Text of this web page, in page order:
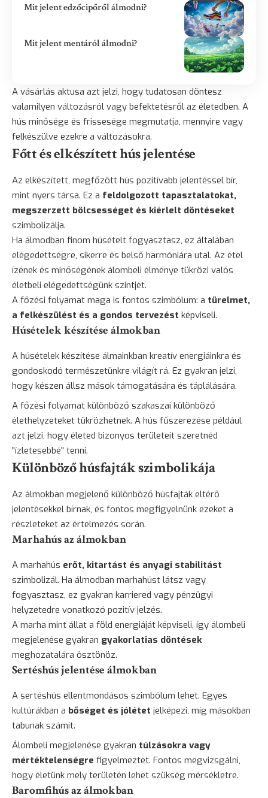
Mit jelent edzőcipőről álmodni?
Mit jelent mentáról álmodni?
A vásárlás aktusa azt jelzi, hogy tudatosan döntesz
valamilyen változásról vagy befektetésről az életedben. A
hús minősége és frissesége megmutatja, mennyire vagy
felkészülve ezekre a változásokra.
Főtt és elkészített hús jelentése
Az elkészített, megfőzött hús pozitívabb jelentéssel bír,
mint nyers társa. Ez a feldolgozott tapasztalatokat,
megszerzett bölcsességet és kiérlelt döntéseket
szimbolizálja.
Ha álmodban finom húsételt fogyasztasz, ez általában
elégedettségre, sikerre és belső harmóniára utal. Az étel
ízének és minőségének álombeli élménye tükrözi valós
életbeli elégedettségünk szintjét.
A főzési folyamat maga is fontos szimbólum: a türelmet,
a felkészülést és a gondos tervezést képviseli.
Húsételek készítése álmokban
A húsételek készítése álmainkban kreatív energiáinkra és
gondoskodó természetünkre világít rá. Ez gyakran jelzi,
hogy készen állsz mások támogatására és táplálására.
A főzési folyamat különböző szakaszai különböző
élethelyzeteket tükrözhetnek. A hús fűszerezése például
azt jelzi, hogy életed bizonyos területeit szeretnéd
"ízletesebbé" tenni.
Különböző húsfajták szimbolikája
Az álmokban megjelenő különböző húsfajták eltérő
jelentésekkel bírnak, és fontos megfigyelnünk ezeket a
részleteket az értelmezés során.
Marhahús az álmokban
A marhahús erőt, kitartást és anyagi stabilitást
szimbolizál. Ha álmodban marhahúst látsz vagy
fogyasztasz, ez gyakran karriered vagy pénzügyi
helyzetedre vonatkozó pozitív jelzés.
A marha mint állat a föld energiáját képviseli, így álombeli
megjelenése gyakran gyakorlatias döntések
meghozatalára ösztönöz.
Sertéshús jelentése álmokban
A sertéshús ellentmondásos szimbólum lehet. Egyes
kultúrákban a bőséget és jólétet jelképezi, míg másokban
tabunak számít.
Álombeli megjelenése gyakran túlzásokra vagy
mértéktelenségre figyelmeztet. Fontos megvizsgálni,
hogy életünk mely területén lehet szükség mérsékletre.
Baromfihús az álmokban